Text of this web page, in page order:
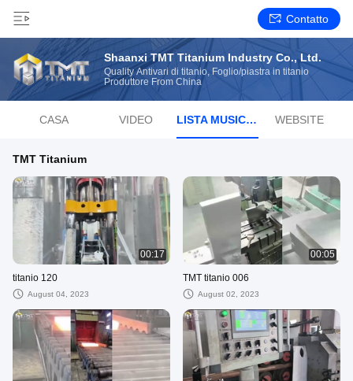
Contatto
Shaanxi TMT Titanium Industry Co., Ltd.
Quality Antivari di titanio, Foglio/piastra in titanio
Produttore From China
CASA VIDEO LISTA MUSICALE RADIOFONICA WEBSITE
TMT Titanium
00:17
titanio 120
August 04, 2023
00:05
TMT titanio 006
August 02, 2023